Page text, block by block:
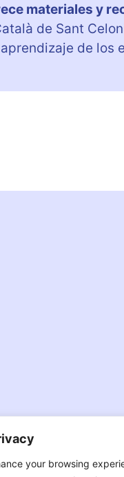
your browsing
materiales y
de Sant
de los